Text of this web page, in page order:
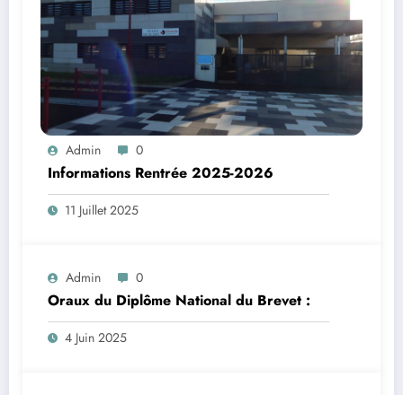
Admin 0
Informations Rentrée 2025-2026
11 Juillet 2025
Admin 0
Oraux du Diplôme National du Brevet :
4 Juin 2025